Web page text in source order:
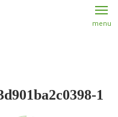
menu
1